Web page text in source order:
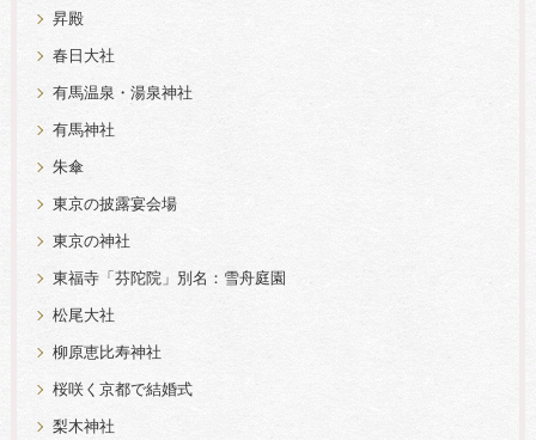
昇殿
春日大社
有馬温泉・湯泉神社
有馬神社
朱傘
東京の披露宴会場
東京の神社
東福寺「芬陀院」別名：雪舟庭園
松尾大社
柳原恵比寿神社
桜咲く京都で結婚式
梨木神社